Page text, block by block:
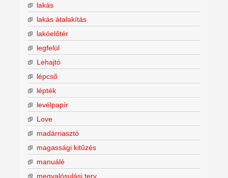
lakás
lakás átalakítás
lakóelőtér
legfelül
Lehajtó
lépcső
lépték
levélpapír
Love
madárriasztó
magassági kitűzés
manuálé
megvalósulási terv